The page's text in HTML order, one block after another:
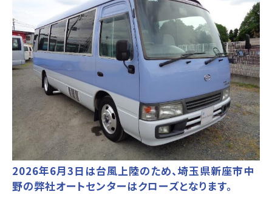
2026年6月3日は台風上陸のため、埼玉県新座市中
野の弊社オートセンターはクローズとなります。